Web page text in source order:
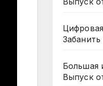
Большая
Выпуск